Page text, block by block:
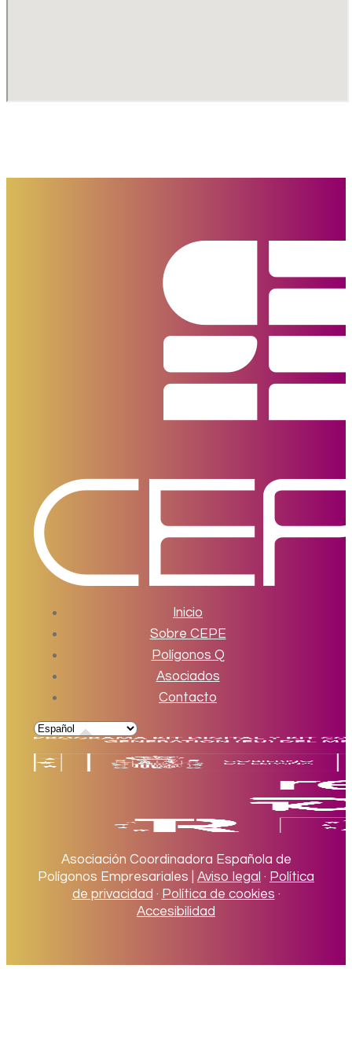
Inicio
Sobre CEPE
Polígonos Q
Asociados
Contacto
Asociación Coordinadora Española de
Polígonos Empresariales | Aviso legal · Política
de privacidad · Política de cookies ·
Accesibilidad